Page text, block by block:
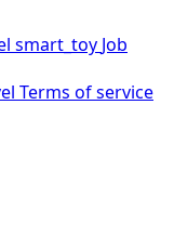
smart_toy Job
Terms of service